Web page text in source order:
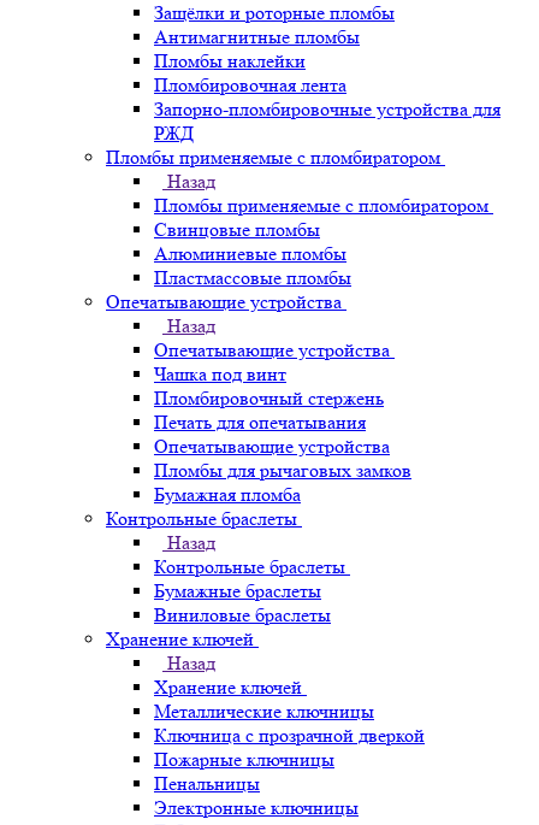
Защёлки и роторные пломбы
Антимагнитные пломбы
Пломбы наклейки
Пломбировочная лента
Запорно-пломбировочные устройства для
РЖД
Пломбы применяемые с пломбиратором
Назад
Пломбы применяемые с пломбиратором
Свинцовые пломбы
Алюминиевые пломбы
Пластмассовые пломбы
Опечатывающие устройства
Назад
Опечатывающие устройства
Чашка под винт
Пломбировочный стержень
Печать для опечатывания
Опечатывающие устройства
Пломбы для рычаговых замков
Бумажная пломба
Контрольные браслеты
Назад
Контрольные браслеты
Бумажные браслеты
Виниловые браслеты
Хранение ключей
Назад
Хранение ключей
Металлические ключницы
Ключница с прозрачной дверкой
Пожарные ключницы
Пенальницы
Электронные ключницы